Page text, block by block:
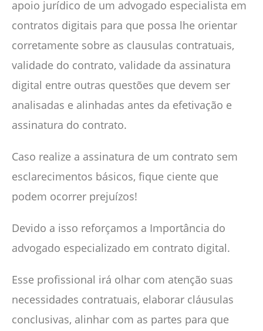
apoio jurídico de um advogado especialista em
contratos digitais para que possa lhe orientar
corretamente sobre as clausulas contratuais,
validade do contrato, validade da assinatura
digital entre outras questões que devem ser
analisadas e alinhadas antes da efetivação e
assinatura do contrato.
Caso realize a assinatura de um contrato sem
esclarecimentos básicos, fique ciente que
podem ocorrer prejuízos!
Devido a isso reforçamos a Importância do
advogado especializado em contrato digital.
Esse profissional irá olhar com atenção suas
necessidades contratuais, elaborar cláusulas
conclusivas, alinhar com as partes para que